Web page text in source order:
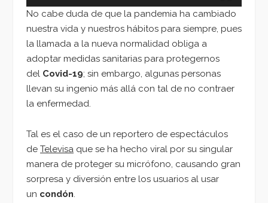
No cabe duda de que la pandemia ha cambiado
nuestra vida y nuestros hábitos para siempre, pues
la llamada a la nueva normalidad obliga a
adoptar medidas sanitarias para protegernos
del Covid-19; sin embargo, algunas personas
llevan su ingenio más allá con tal de no contraer
la enfermedad.
Tal es el caso de un reportero de espectáculos
de Televisa que se ha hecho viral por su singular
manera de proteger su micrófono, causando gran
sorpresa y diversión entre los usuarios al usar
un condón.